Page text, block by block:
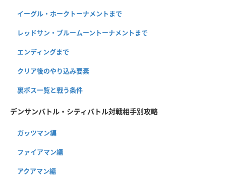
イーグル・ホークトーナメントまで
レッドサン・ブルームーントーナメントまで
エンディングまで
クリア後のやり込み要素
裏ボス一覧と戦う条件
デンサンバトル・シティバトル対戦相手別攻略
ガッツマン編
ファイアマン編
アクアマン編